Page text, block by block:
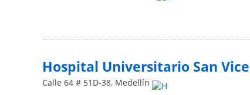
Hospital Universitario San
Calle 64 # 51D-38, Medellín